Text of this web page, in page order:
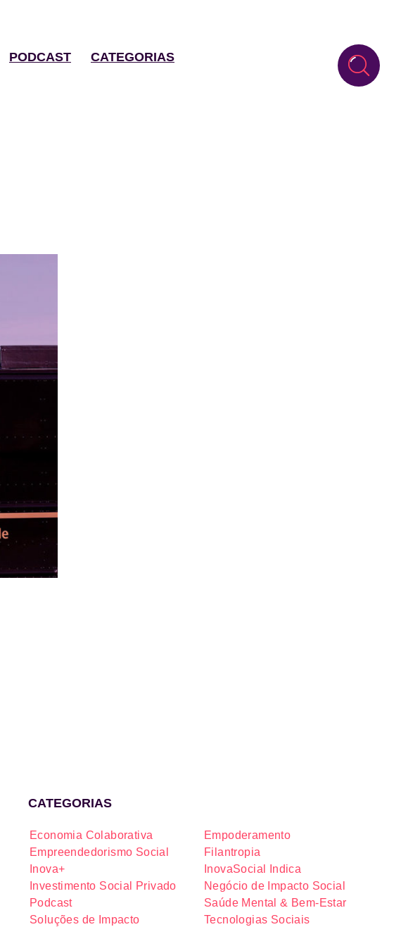
PODCAST CATEGORIAS
CATEGORIAS
Economia Colaborativa
Empoderamento
Empreendedorismo Social
Filantropia
Inova+
InovaSocial Indica
Investimento Social Privado
Negócio de Impacto Social
Podcast
Saúde Mental & Bem-Estar
Soluções de Impacto
Tecnologias Sociais